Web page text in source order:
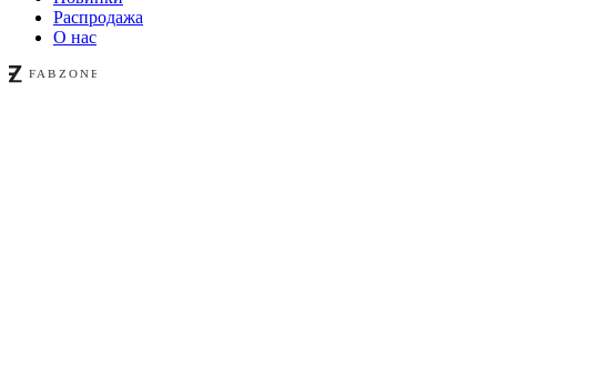
Распродажа
О нас